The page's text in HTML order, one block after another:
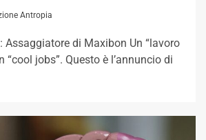
Antropia
Assaggiatore di Maxibon Un “lavoro
“cool jobs”. Questo è l’annuncio di